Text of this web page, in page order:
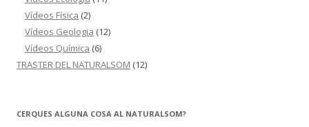
Vídeos Física (2)
Vídeos Geologia (12)
Vídeos Química (6)
TRASTER DEL NATURALSOM (12)
CERQUES ALGUNA COSA AL NATURALSOM?